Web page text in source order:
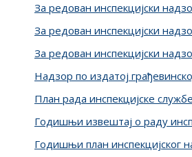
За редован инспекцијски
За редован инспекцијски
За редован инспекцијски
Надзор по издатој
План рада инспекцијске
Годишњи извештај о раду
Годишњи план инспекцијског